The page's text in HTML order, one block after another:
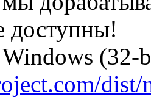
доступны!
(32-